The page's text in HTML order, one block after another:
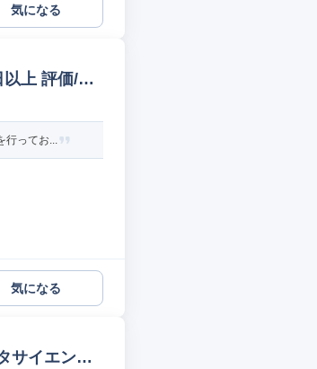
気になる
上 評価/実
行ってお...
気になる
サイエンテ